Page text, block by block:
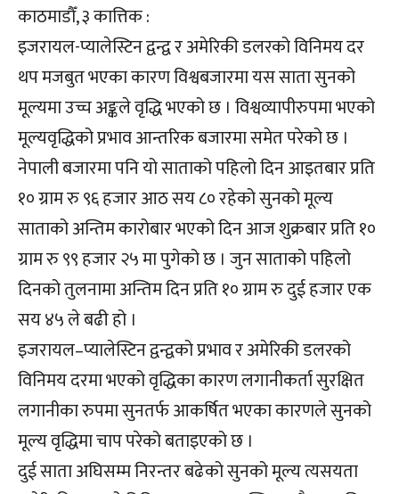
काठमाडौँ, ३ कात्तिक :
इजरायल-प्यालेस्टिन द्वन्द्व र अमेरिकी डलरको विनिमय दर
थप मजबुत भएका कारण विश्वबजारमा यस साता सुनको
मूल्यमा उच्च अङ्कले वृद्धि भएको छ । विश्वव्यापीरुपमा भएको
मूल्यवृद्धिको प्रभाव आन्तरिक बजारमा समेत परेको छ ।
नेपाली बजारमा पनि यो साताको पहिलो दिन आइतबार प्रति
१० ग्राम रु ९६ हजार आठ सय ८० रहेको सुनको मूल्य
साताको अन्तिम कारोबार भएको दिन आज शुक्रबार प्रति १०
ग्राम रु ९९ हजार २५ मा पुगेको छ । जुन साताको पहिलो
दिनको तुलनामा अन्तिम दिन प्रति १० ग्राम रु दुई हजार एक
सय ४५ ले बढी हो ।
इजरायल–प्यालेस्टिन द्वन्द्वको प्रभाव र अमेरिकी डलरको
विनिमय दरमा भएको वृद्धिका कारण लगानीकर्ता सुरक्षित
लगानीका रुपमा सुनतर्फ आकर्षित भएका कारणले सुनको
मूल्य वृद्धिमा चाप परेको बताइएको छ ।
दुई साता अघिसम्म निरन्तर बढेको सुनको मूल्य त्यसयता